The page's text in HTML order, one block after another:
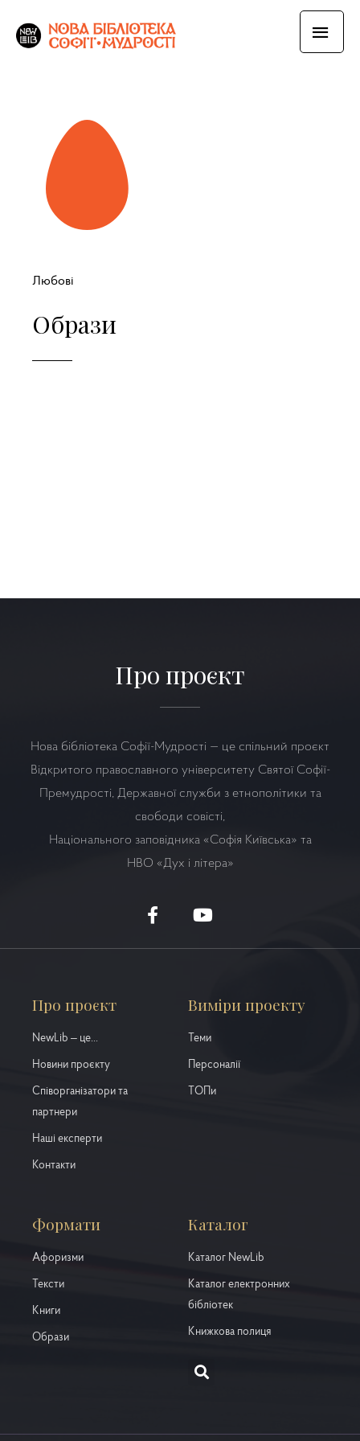
Любові
Образи
Про проєкт
Нова бібліотека Софії-Мудрості — це спільний проєкт
Відкритого православного університету Святої Софії-
Премудрості, Державної служби з етнополітики та
свободи совісті,
Національного заповідника «Софія Київська» та
НВО «Дух і літера»
Про проєкт
NewLib – це...
Новини проєкту
Співорганізатори та
партнери
Наші експерти
Контакти
Виміри проекту
Теми
Персоналії
ТОПи
Формати
Афоризми
Тексти
Книги
Образи
Каталог
Каталог NewLib
Каталог електронних
бібліотек
Книжкова полиця